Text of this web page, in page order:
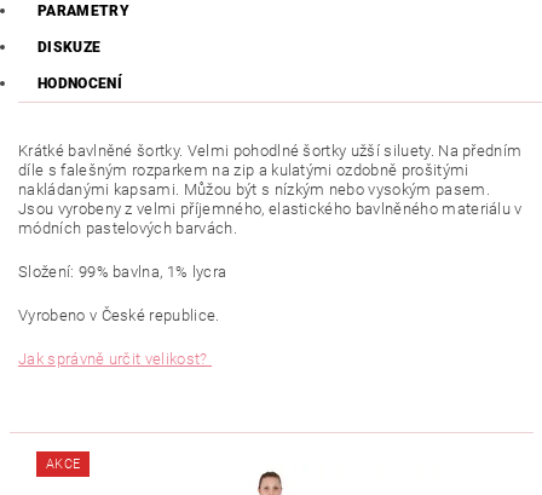
PARAMETRY
DISKUZE
HODNOCENÍ
Krátké bavlněné šortky. Velmi pohodlné šortky užší siluety. Na předním
díle s falešným rozparkem na zip a kulatými ozdobně prošitými
nakládanými kapsami. Můžou být s nízkým nebo vysokým pasem.
Jsou vyrobeny z velmi příjemného, elastického bavlněného materiálu v
módních pastelových barvách.
Složení: 99% bavlna, 1% lycra
Vyrobeno v České republice.
Jak správně určit velikost?
AKCE